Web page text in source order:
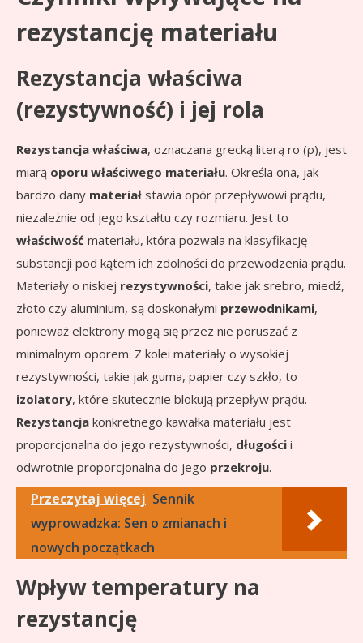
rezystancję materiału
Rezystancja właściwa
(rezystywność) i jej rola
Rezystancja właściwa, oznaczana grecką literą ro (ρ), jest
miarą oporu właściwego materiału. Określa ona, jak
bardzo dany materiał stawia opór przepływowi prądu,
niezależnie od jego kształtu czy rozmiaru. Jest to
właściwość materiału, która pozwala na klasyfikację
substancji pod kątem ich zdolności do przewodzenia prądu.
Materiały o niskiej rezystywności, takie jak srebro, miedź,
złoto czy aluminium, są doskonałymi przewodnikami,
ponieważ elektrony mogą się przez nie poruszać z
minimalnym oporem. Z kolei materiały o wysokiej
rezystywności, takie jak guma, papier czy szkło, to
izolatory, które skutecznie blokują przepływ prądu.
Rezystancja konkretnego kawałka materiału jest
proporcjonalna do jego rezystywności, długości i
odwrotnie proporcjonalna do jego przekroju.
Przeczytaj więcej Sennik
wyprowadzka: Sen o zmianach i
nowych początkach
Wpływ temperatury na
rezystancję